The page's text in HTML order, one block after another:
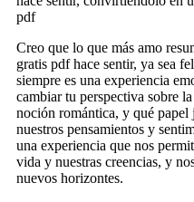
pdf
Creo que lo que más amo
gratis pdf hace sentir, ya sea
siempre es una experiencia
cambiar tu perspectiva sobre
noción romántica, y qué papel
nuestros pensamientos y
una experiencia que nos
vida y nuestras creencias, y
nuevos horizontes.